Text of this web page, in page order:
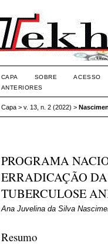
CAPA SOBRE
ACESSO
ANTERIORES
Capa> v. 13, n. 2 (2022) >
PROGRAMA
ERRADICAÇÃO
TUBERCULOSE
Ana Juvelina da Silva
Resumo